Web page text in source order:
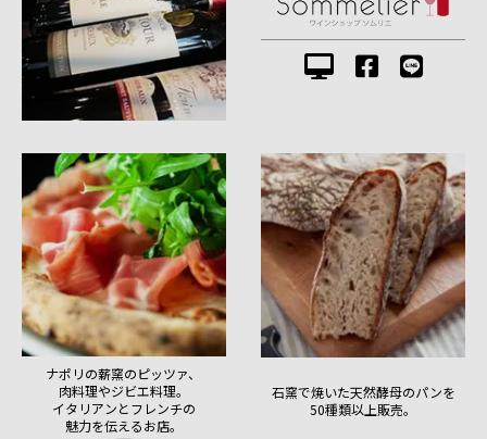
ナポリの薪窯のピッツァ、
肉料理やジビエ料理。
イタリアンとフレンチの
魅力を伝えるお店。
石窯で焼いた天然酵母のパンを
50種類以上販売。